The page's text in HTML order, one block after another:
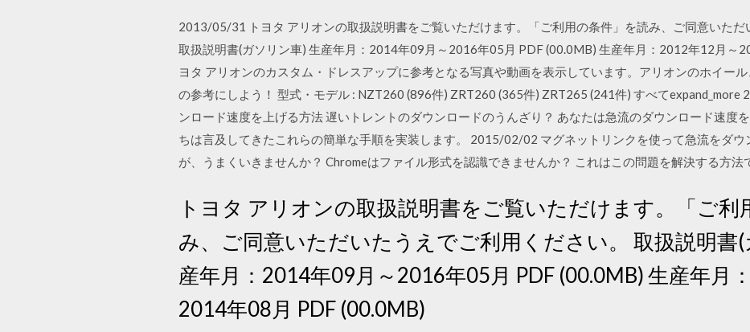
2013/05/31 トヨタ アリオンの取扱説明書をご覧いただけます。「ご利用の条件」を読み、ご同意いただ
取扱説明書(ガソリン車) 生産年月：2014年09月～2016年05月 PDF (00.0MB) 生産年月：2012年12月～
ヨタ アリオンのカスタム・ドレスアップに参考となる写真や動画を表示しています。アリオンのホイー
の参考にしよう！ 型式・モデル : NZT260 (896件) ZRT260 (365件) ZRT265 (241件) すべてexpand_more
ンロード速度を上げる方法 遅いトレントのダウンロードのうんざり？ あなたは急流のダウンロード速度
ちは言及してきたこれらの簡単な手順を実装します。 2015/02/02 マグネットリンクを使って急流をダウ
が、うまくいきませんか？ Chromeはファイル形式を認識できませんか？ これはこの問題を解決する方法
トヨタ アリオンの取扱説明書をご覧いただけます。「ご利
み、ご同意いただいたうえでご利用ください。 取扱説明書(
産年月：2014年09月～2016年05月 PDF (00.0MB) 生産年月
2014年08月 PDF (00.0MB)